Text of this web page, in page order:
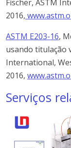
Fischer, ASTM
2016,
ASTM E203-16,
usando titulação
International,
2016,
Serviços